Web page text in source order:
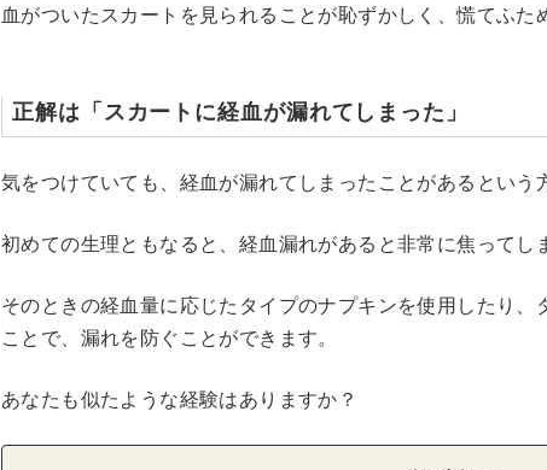
血がついたスカートを見られることが恥ずかしく、慌てふた
正解は「スカートに経血が漏れてしまった」
気をつけていても、経血が漏れてしまったことがあるという
初めての生理ともなると、経血漏れがあると非常に焦ってし
そのときの経血量に応じたタイプのナプキンを使用したり
ことで、漏れを防ぐことができます。
あなたも似たような経験はありますか？